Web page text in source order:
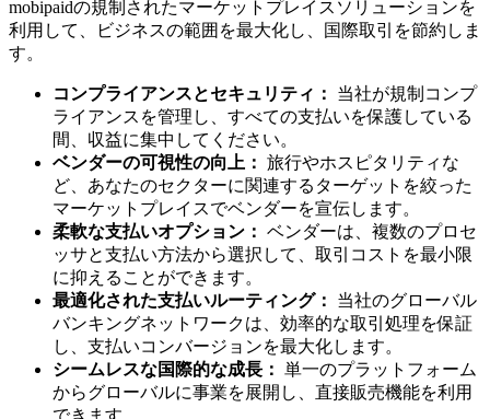
mobipaidの規制されたマーケットプレイスソリューションを
利用して、ビジネスの範囲を最大化し、国際取引を節約しま
す。
コンプライアンスとセキュリティ：
当社が規制コンプ
ライアンスを管理し、すべての支払いを保護している
間、収益に集中してください。
ベンダーの可視性の向上： 旅行やホスピタリティな
ど、あなたのセクターに関連するターゲットを絞った
マーケットプレイスでベンダーを宣伝します。
柔軟な支払いオプション： ベンダーは、複数のプロセ
ッサと支払い方法から選択して、取引コストを最小限
に抑えることができます。
最適化された支払いルーティング：
当社のグローバル
バンキングネットワークは、効率的な取引処理を保証
し、支払いコンバージョンを最大化します。
シームレスな国際的な成長： 単一のプラットフォーム
からグローバルに事業を展開し、直接販売機能を利用
できます。